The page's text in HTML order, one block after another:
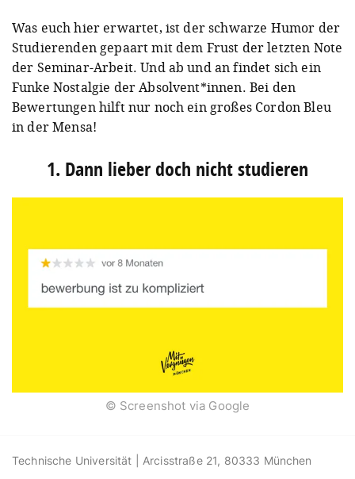
Was euch hier erwartet, ist der schwarze Humor der
Studierenden gepaart mit dem Frust der letzten Note
der Seminar-Arbeit. Und ab und an findet sich ein
Funke Nostalgie der Absolvent*innen. Bei den
Bewertungen hilft nur noch ein großes Cordon Bleu
in der Mensa!
1. Dann lieber doch nicht studieren
© Screenshot via Google
Technische Universität | Arcisstraße 21, 80333 München